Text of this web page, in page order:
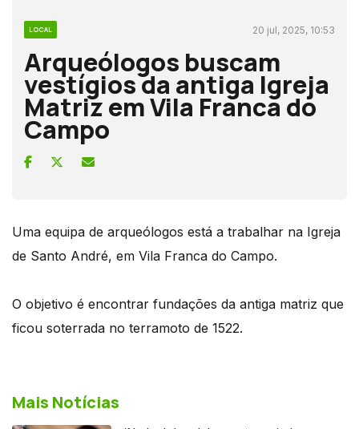
LOCAL 20 jul, 2025, 10:53
Arqueólogos buscam
vestígios da antiga Igreja
Matriz em Vila Franca do
Campo
Uma equipa de arqueólogos está a trabalhar na Igreja
de Santo André, em Vila Franca do Campo.
O objetivo é encontrar fundações da antiga matriz que
ficou soterrada no terramoto de 1522.
Mais Notícias